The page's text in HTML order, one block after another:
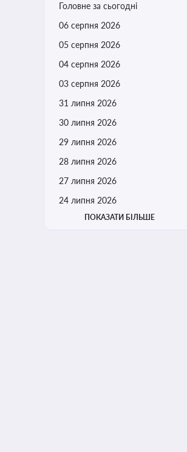
Головне за сьогодні
06 серпня 2026
05 серпня 2026
04 серпня 2026
03 серпня 2026
31 липня 2026
30 липня 2026
29 липня 2026
28 липня 2026
27 липня 2026
24 липня 2026
ПОКАЗАТИ БІЛЬШЕ